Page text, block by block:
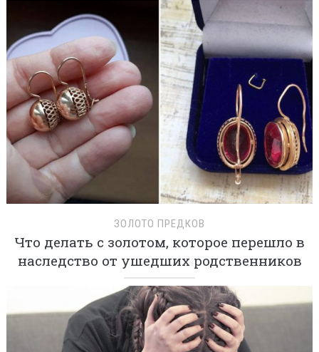
ЗОЛОТО ПРЕДКОВ
Что делать с золотом, которое перешло в
наследство от ушедших родственников